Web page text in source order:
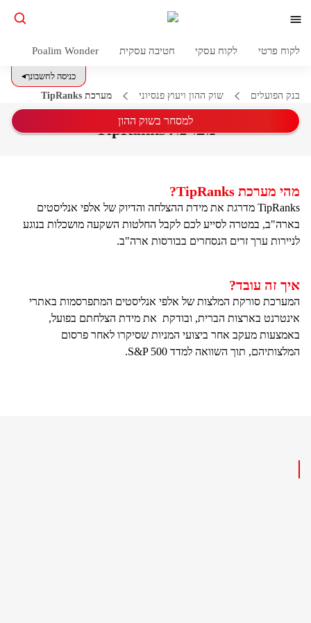
לקוח פרטי לקוח עסקי חטיבה עסקית Poalim Wonder
כניסה לחשבונך
בנק הפועלים
שוק ההון ויעוץ פנסיוני מערכת TipRanks
מערכת TipRanks
למסחר בשוק ההון
מהי מערכת TipRanks?
TipRanks מדרגת את מידת ההצלחה והדיוק של אלפי אנליסטים
בארה"ב, במטרה לסייע לכם לקבל החלטות השקעה מושכלות בנוגע
לניירות ערך זרים הנסחרים בבורסות ארה"ב.
איך זה עובד?
המערכת סורקת המלצות של אלפי אנליסטים המתפרסמות באתרי
אינטרנט בארצות הברית, ובודקת את מידת הצלחתם בפועל,
באמצעות מעקב אחר ביצועי המניות שסיקרו לאחר פרסום
המלצותיהם, תוך השוואה למדד S&P 500.